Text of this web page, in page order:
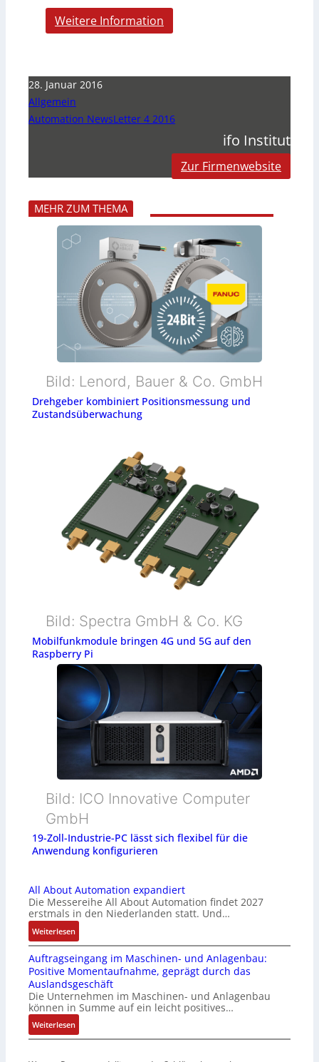
Weitere Information
28. Januar 2016
Allgemein
Automation NewsLetter 4 2016
ifo Institut
Zur Firmenwebsite
MEHR ZUM THEMA
Bild: Lenord, Bauer & Co. GmbH
Drehgeber kombiniert Positionsmessung und
Zustandsüberwachung
Bild: Spectra GmbH & Co. KG
Mobilfunkmodule bringen 4G und 5G auf den
Raspberry Pi
Bild: ICO Innovative Computer
GmbH
19-Zoll-Industrie-PC lässt sich flexibel für die
Anwendung konfigurieren
All About Automation expandiert
Die Messereihe All About Automation findet 2027
erstmals in den Niederlanden statt. Und…
Weiterlesen:
A
l
l
A
b
o
u
t
Auftragseingang im Maschinen- und Anlagenbau:
Positive Momentaufnahme, geprägt durch das
Auslandsgeschäft
Die Unternehmen im Maschinen- und Anlagenbau
können in Summe auf ein leicht positives…
Weiterlesen:
A